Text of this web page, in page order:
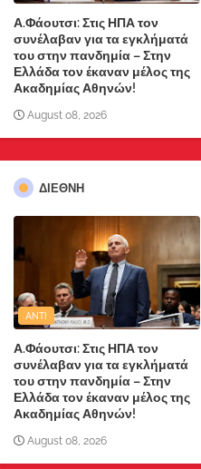
Α.Φάουτσι: Στις ΗΠΑ τον
συνέλαβαν για τα εγκλήματά
του στην πανδημία – Στην
Ελλάδα τον έκαναν μέλος της
Ακαδημίας Αθηνών!
August 08, 2026
ΔΙΕΘΝΗ
ANTI
Α.Φάουτσι: Στις ΗΠΑ τον
συνέλαβαν για τα εγκλήματά
του στην πανδημία – Στην
Ελλάδα τον έκαναν μέλος της
Ακαδημίας Αθηνών!
August 08, 2026